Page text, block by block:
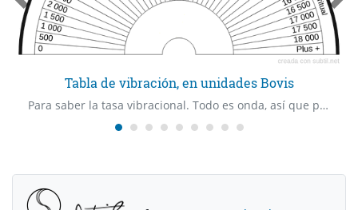
Tabla de vibración, en unidades Bovis
Para saber la tasa vibracional. Todo es onda, así que podemos pedir la nuestra, la de un lugar, de un alimento, de una medicina, de un grupo de seres, de una emoción, de una idea…